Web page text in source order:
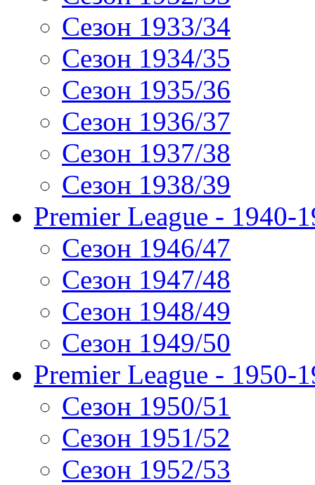
Сезон 1933/34
Сезон 1934/35
Сезон 1935/36
Сезон 1936/37
Сезон 1937/38
Сезон 1938/39
Premier League - 1940-
Сезон 1946/47
Сезон 1947/48
Сезон 1948/49
Сезон 1949/50
Premier League - 1950-
Сезон 1950/51
Сезон 1951/52
Сезон 1952/53